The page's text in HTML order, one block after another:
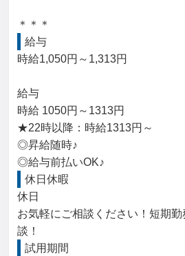
＊＊＊
給与
時給1,050円～1,313円
給与
時給 1050円～1313円
★22時以降：時給1313円～
◎昇給随時♪
◎給与前払いOK♪
休日休暇
休日
お気軽にご相談ください！短期
談！
試用期間